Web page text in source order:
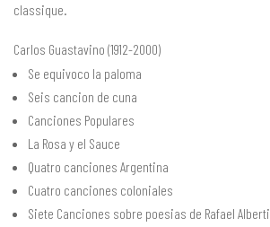
classique.
Carlos Guastavino (1912-2000)
Se equivoco la paloma
Seis cancion de cuna
Canciones Populares
La Rosa y el Sauce
Quatro canciones Argentina
Cuatro canciones coloniales
Siete Canciones sobre poesias de Rafael Alberti